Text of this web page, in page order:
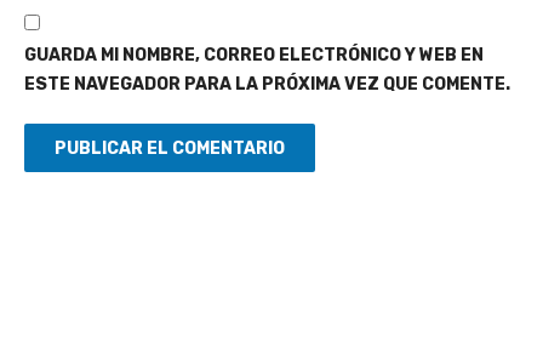
GUARDA MI NOMBRE, CORREO ELECTRÓNICO Y WEB EN
ESTE NAVEGADOR PARA LA PRÓXIMA VEZ QUE COMENTE.